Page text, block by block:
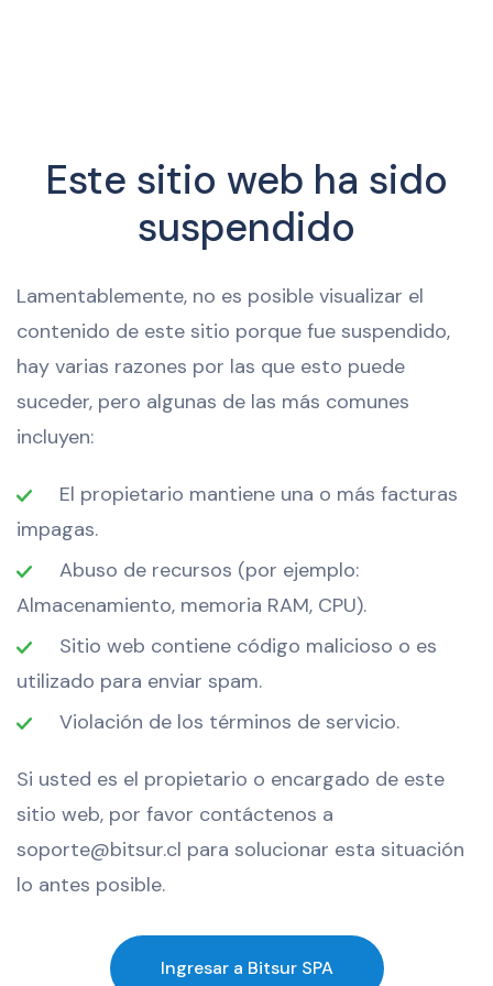
Este sitio web ha sido
suspendido
Lamentablemente, no es posible visualizar el
contenido de este sitio porque fue suspendido,
hay varias razones por las que esto puede
suceder, pero algunas de las más comunes
incluyen:
El propietario mantiene una o más facturas
impagas.
Abuso de recursos (por ejemplo:
Almacenamiento, memoria RAM, CPU).
Sitio web contiene código malicioso o es
utilizado para enviar spam.
Violación de los términos de servicio.
Si usted es el propietario o encargado de este
sitio web, por favor contáctenos a
soporte@bitsur.cl para solucionar esta situación
lo antes posible.
Ingresar a Bitsur SPA